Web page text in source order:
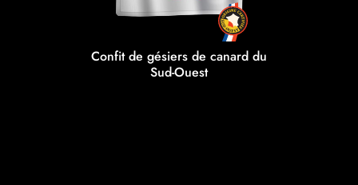
Confit de gésiers de canard du
Sud-Ouest